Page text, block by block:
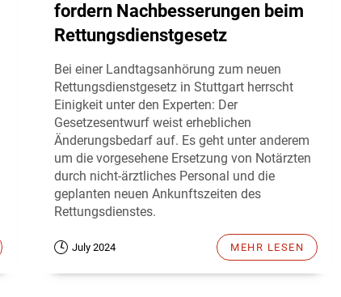
fordern Nachbesserungen beim
Rettungsdienstgesetz
Bei einer Landtagsanhörung zum neuen
Rettungsdienstgesetz in Stuttgart herrscht
Einigkeit unter den Experten: Der
Gesetzesentwurf weist erheblichen
Änderungsbedarf auf. Es geht unter anderem
um die vorgesehene Ersetzung von Notärzten
durch nicht-ärztliches Personal und die
geplanten neuen Ankunftszeiten des
Rettungsdienstes.
July 2024 MEHR LESEN